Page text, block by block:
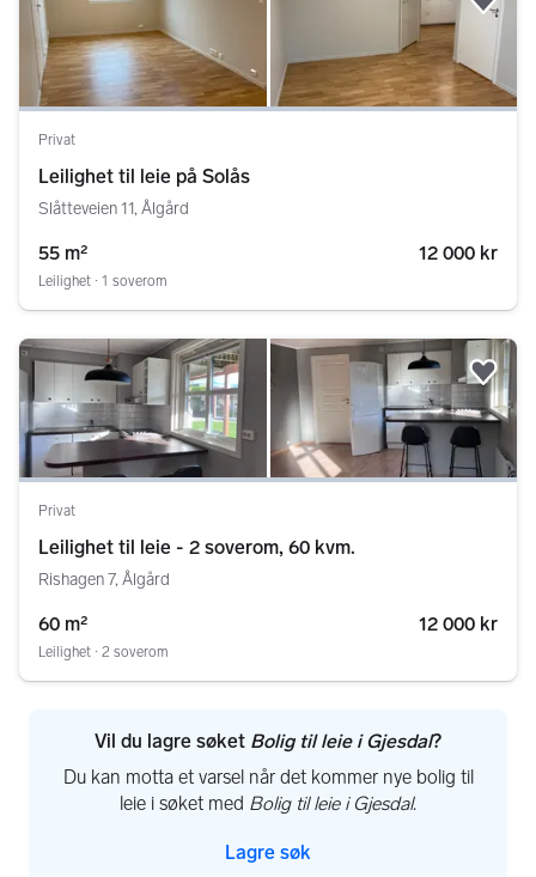
Privat
Leilighet til leie på Solås
Slåtteveien 11, Ålgård
55 m² 12 000 kr
Leilighet ∙ 1 soverom
Privat
Leilighet til leie - 2 soverom, 60 kvm.
Rishagen 7, Ålgård
60 m² 12 000 kr
Leilighet ∙ 2 soverom
Vil du lagre søket Bolig til leie i Gjesdal?
Du kan motta et varsel når det kommer nye bolig til
leie i søket med Bolig til leie i Gjesdal.
Lagre søk